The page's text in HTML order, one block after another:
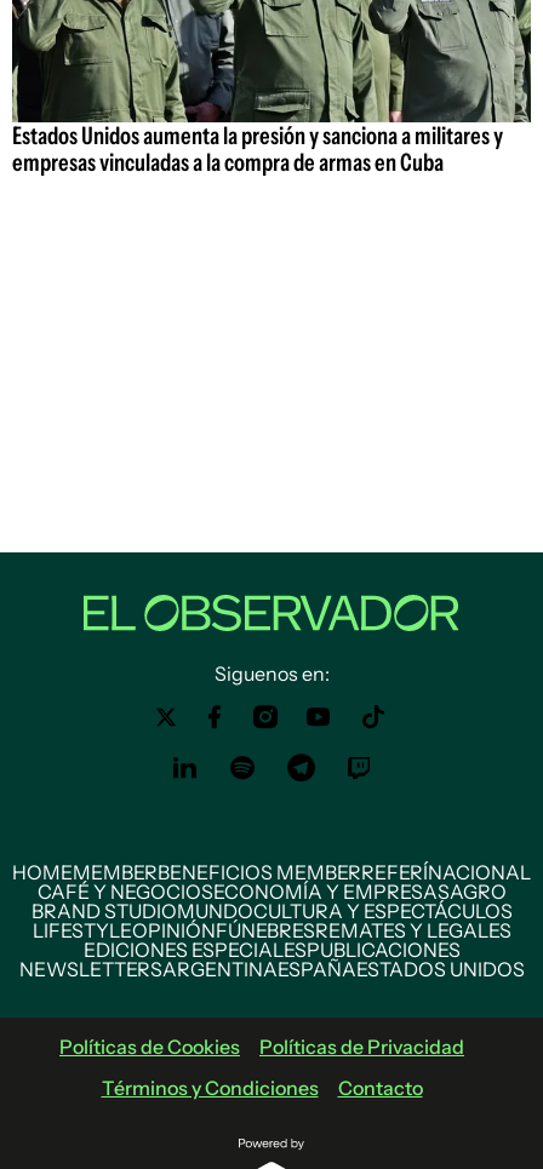
Estados Unidos aumenta la presión y sanciona a militares y
empresas vinculadas a la compra de armas en Cuba
Siguenos en:
HOMEMEMBERBENEFICIOS MEMBERREFERÍNACIONAL
CAFÉ Y NEGOCIOSECONOMÍA Y EMPRESASAGRO
BRAND STUDIOMUNDOCULTURA Y ESPECTÁCULOS
LIFESTYLEOPINIÓNFÚNEBRESREMATES Y LEGALES
EDICIONES ESPECIALESPUBLICACIONES
NEWSLETTERSARGENTINAESPAÑAESTADOS UNIDOS
Políticas de Cookies
Políticas de Privacidad
Términos y Condiciones
Contacto